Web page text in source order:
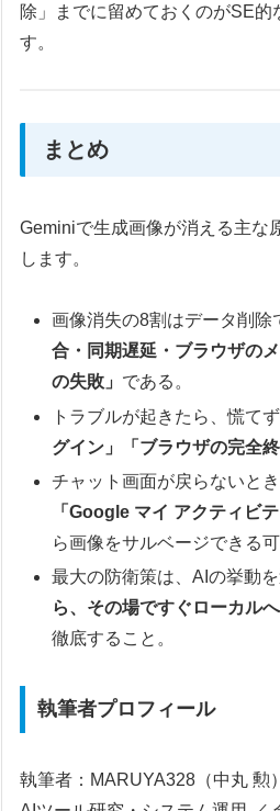
除」までに留めておくのがSE
す。
まとめ
Geminiで生成画像が消える主な
します。
画像消失の8割はデータ削除
合・同期遅延・ブラウザの
の失敗」 である。
トラブルが起きたら、慌てず
グイン」「ブラウザの完全終
チャット画面が戻らないと
「Google マイ アクティビ
ら画像をサルベージできる可
最大の防衛策は、AIの挙動
ら、その場ですぐローカル
徹底すること。
執筆者プロフィール
執筆者：MARUYA328（中丸 勲）